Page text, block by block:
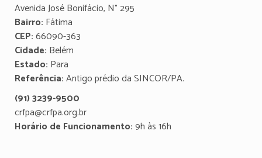
Avenida José Bonifácio, N° 295
Bairro: Fátima
CEP:66090-363
Cidade: Belém
Estado: Para
Referência:Antigo prédio da SINCOR/PA.
(91) 3239-9500
crfpa@crfpa.org.br
Horário de Funcionamento:9h às 16h